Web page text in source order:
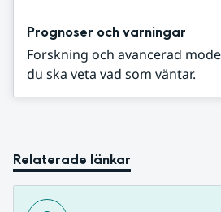
Prognoser och varningar
Forskning och avancerad
du ska veta vad som väntar.
Relaterade länkar